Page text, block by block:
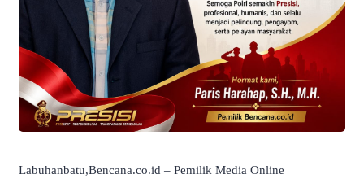
Labuhanbatu,Bencana.co.id – Pemilik Media Online